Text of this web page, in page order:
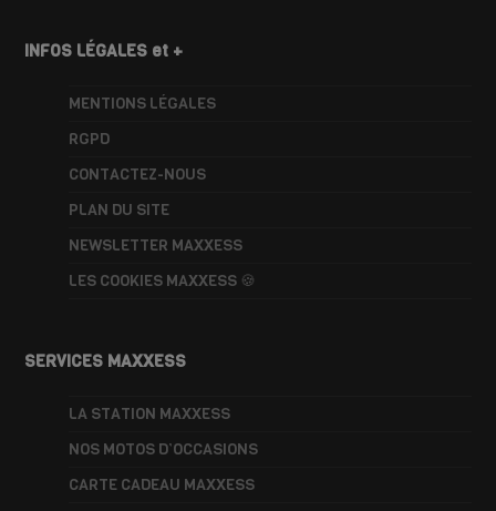
INFOS LÉGALES et +
MENTIONS LÉGALES
RGPD
CONTACTEZ-NOUS
PLAN DU SITE
NEWSLETTER MAXXESS
LES COOKIES MAXXESS 🍪
SERVICES MAXXESS
LA STATION MAXXESS
NOS MOTOS D’OCCASIONS
CARTE CADEAU MAXXESS